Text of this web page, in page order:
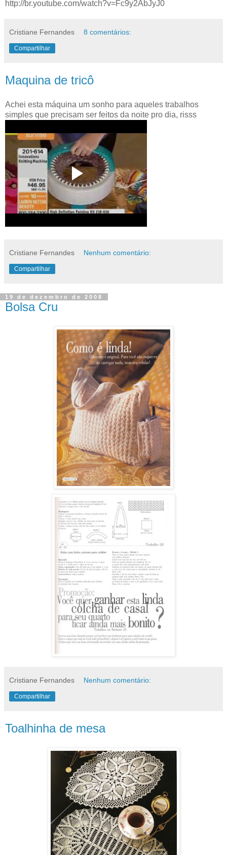
http://br.youtube.com/watch?v=Fc9y2AbJyJ0
Cristiane Fernandes 8 comentários:
Compartilhar
Maquina de tricô
Achei esta máquina um sonho para aqueles trabalhos
simples que precisam ser feitos da noite pro dia, risss
Cristiane Fernandes Nenhum comentário:
Compartilhar
19 de dezembro de 2008
Bolsa Cru
Cristiane Fernandes Nenhum comentário:
Compartilhar
Toalhinha de mesa